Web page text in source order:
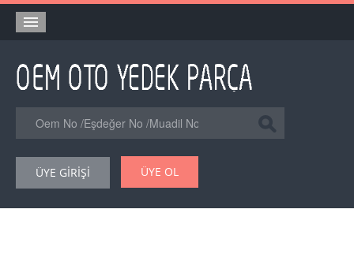
Orjinal Yedek Parça
Eşdeğer Muadil Yedek Parça
Şase Numarası VIN Yedekparça Sorgulama
Hakkımızda
ÜYE GİRİŞİ ÜYE OL